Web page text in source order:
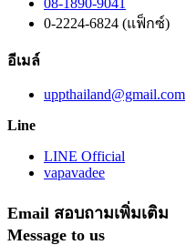
0-2224-6824 (แฟ็กซ์)
อีเมล์
uppthailand@gmail.com
Line
LINE Official
vapavadee
Email สอบถามเพิ่มเติม
Message to us